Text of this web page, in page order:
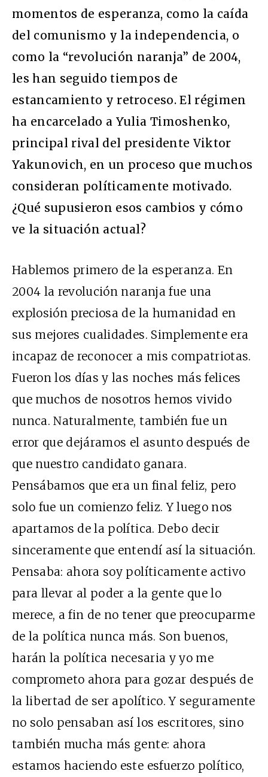
momentos de esperanza, como la caída
del comunismo y la independencia, o
como la “revolución naranja” de 2004,
les han seguido tiempos de
estancamiento y retroceso. El régimen
ha encarcelado a Yulia Timoshenko,
principal rival del presidente Viktor
Yakunovich, en un proceso que muchos
consideran políticamente motivado.
¿Qué supusieron esos cambios y cómo
ve la situación actual?
Hablemos primero de la esperanza. En
2004 la revolución naranja fue una
explosión preciosa de la humanidad en
sus mejores cualidades. Simplemente era
incapaz de reconocer a mis compatriotas.
Fueron los días y las noches más felices
que muchos de nosotros hemos vivido
nunca. Naturalmente, también fue un
error que dejáramos el asunto después de
que nuestro candidato ganara.
Pensábamos que era un final feliz, pero
solo fue un comienzo feliz. Y luego nos
apartamos de la política. Debo decir
sinceramente que entendí así la situación.
Pensaba: ahora soy políticamente activo
para llevar al poder a la gente que lo
merece, a fin de no tener que preocuparme
de la política nunca más. Son buenos,
harán la política necesaria y yo me
comprometo ahora para gozar después de
la libertad de ser apolítico. Y seguramente
no solo pensaban así los escritores, sino
también mucha más gente: ahora
estamos haciendo este esfuerzo político,